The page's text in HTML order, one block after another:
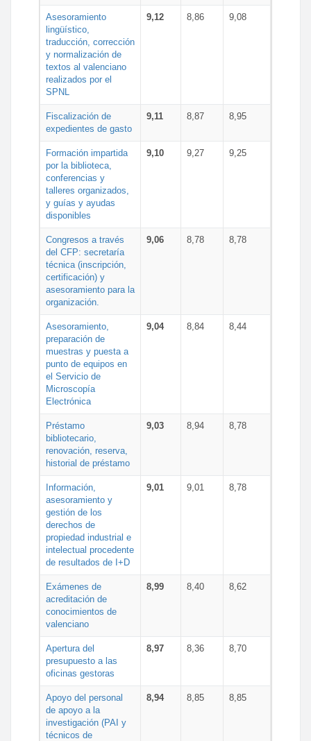
Asesoramiento
lingüístico,
traducción, corrección
y normalización de
textos al valenciano
realizados por el
SPNL
9,12 8,86 9,08
Fiscalización de
expedientes de gasto
9,11 8,87 8,95
Formación impartida
por la biblioteca,
conferencias y
talleres organizados,
y guías y ayudas
disponibles
9,10 9,27 9,25
Congresos a través
del CFP: secretaría
técnica (inscripción,
certificación) y
asesoramiento para la
organización.
9,06 8,78 8,78
Asesoramiento,
preparación de
muestras y puesta a
punto de equipos en
el Servicio de
Microscopía
Electrónica
9,04 8,84 8,44
Préstamo
bibliotecario,
renovación, reserva,
historial de préstamo
9,03 8,94 8,78
Información,
asesoramiento y
gestión de los
derechos de
propiedad industrial e
intelectual procedente
de resultados de I+D
9,01 9,01 8,78
Exámenes de
acreditación de
conocimientos de
valenciano
8,99 8,40 8,62
Apertura del
presupuesto a las
oficinas gestoras
8,97 8,36 8,70
Apoyo del personal
de apoyo a la
investigación (PAI y
técnicos de
8,94 8,85 8,85